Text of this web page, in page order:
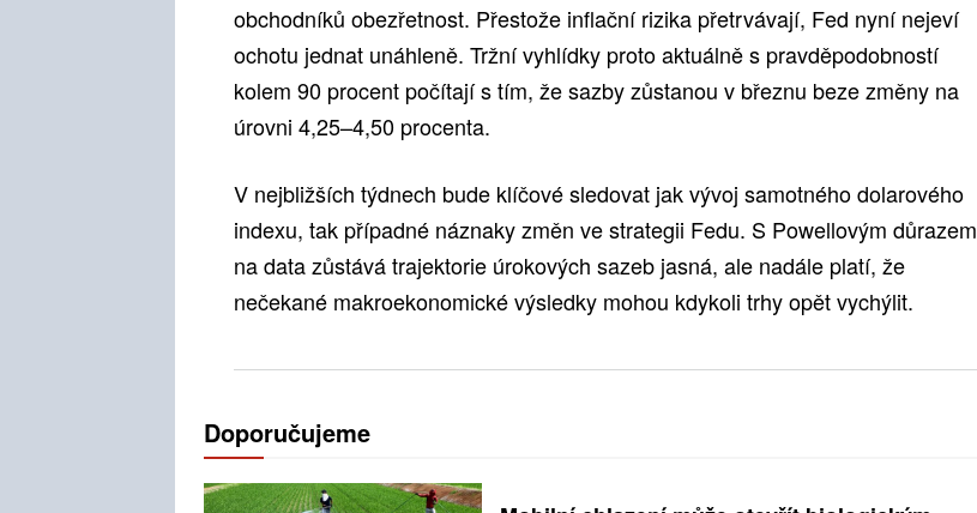
obchodníků obezřetnost. Přestože inflační rizika přetrvávají, Fed nyní nejeví
ochotu jednat unáhleně. Tržní vyhlídky proto aktuálně s pravděpodobností
kolem 90 procent počítají s tím, že sazby zůstanou v březnu beze změny na
úrovni 4,25–4,50 procenta.
V nejbližších týdnech bude klíčové sledovat jak vývoj samotného dolarového
indexu, tak případné náznaky změn ve strategii Fedu. S Powellovým důrazem
na data zůstává trajektorie úrokových sazeb jasná, ale nadále platí, že
nečekané makroekonomické výsledky mohou kdykoli trhy opět vychýlit.
Doporučujeme